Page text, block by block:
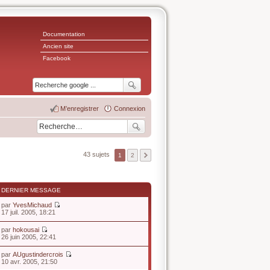
Documentation
Ancien site
Facebook
Connexion
M’enregistrer
43 sujets 1 2
DERNIER MESSAGE
par YvesMichaud
e
d
17 juil. 2005, 18:21
par hokousai
V
r
l
26 juin 2005, 22:41
par AUgustindercrois
10 avr. 2005, 21:50